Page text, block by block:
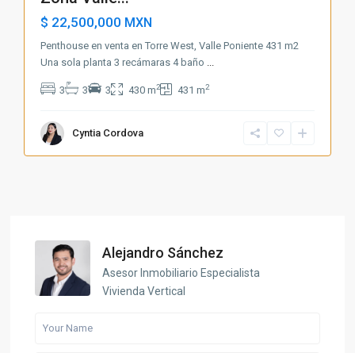
$ 22,500,000 MXN
Penthouse en venta en Torre West, Valle Poniente 431 m2
Una sola planta 3 recámaras 4 baño
3 3 3 430 m2 431 m2
Cyntia Cordova
Alejandro Sánchez
Asesor Inmobiliario Especialista
Vivienda Vertical